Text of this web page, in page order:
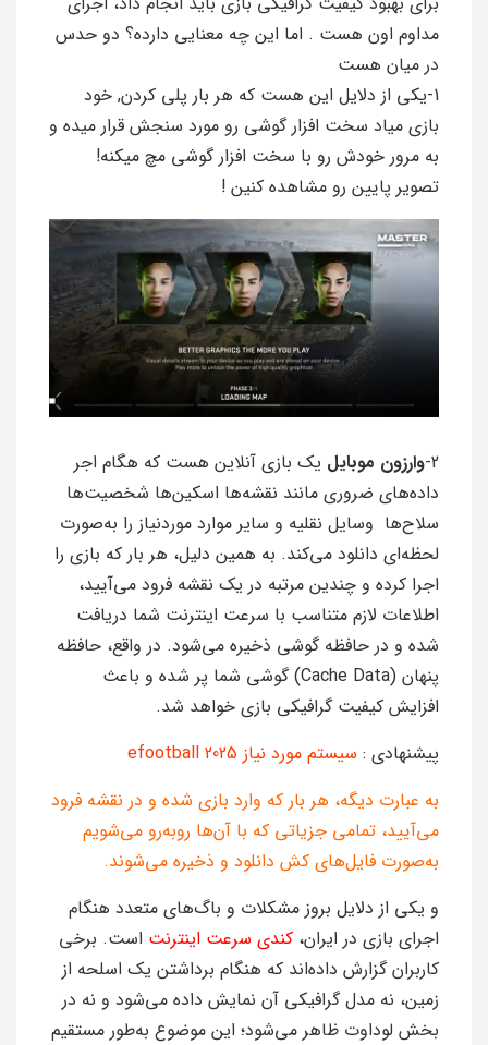
مداوم اون هست . اما این چه معنایی دارده؟ دو حدس
در میان هست
1-یکی از دلایل این هست که هر بار پلی کردن, خود
بازی میاد سخت افزار گوشی رو مورد سنجش قرار میده و
به مرور خودش رو با سخت افزار گوشی مچ میکنه!
تصویر پایین رو مشاهده کنین !
2- وارزون موبایل یک بازی آنلاین هست که هگام اجر
داده‌های ضروری مانند نقشه‌ها اسکین‌ها شخصیت‌ها
سلاح‌ها وسایل نقلیه و سایر موارد موردنیاز را به‌صورت
لحظه‌ای دانلود می‌کند. به همین دلیل، هر بار که بازی را
اجرا کرده و چندین مرتبه در یک نقشه فرود می‌آیید،
اطلاعات لازم متناسب با سرعت اینترنت شما دریافت
شده و در حافظه گوشی ذخیره می‌شود. در واقع، حافظه
پنهان (Cache Data) گوشی شما پر شده و باعث
افزایش کیفیت گرافیکی بازی خواهد شد.
پیشنهادی : سیستم مورد نیاز efootball 2025
به عبارت دیگه، هر بار که وارد بازی شده و در نقشه فرود
می‌آیید، تمامی جزیاتی که با آن‌ها روبه‌رو می‌شویم
به‌صورت فایل‌های کش دانلود و ذخیره می‌شوند.
و یکی از دلایل بروز مشکلات و باگ‌های متعدد هنگام
اجرای بازی در ایران، کندی سرعت اینترنت است. برخی
کاربران گزارش داده‌اند که هنگام برداشتن یک اسلحه از
زمین، نه مدل گرافیکی آن نمایش داده می‌شود و نه در
بخش لوداوت ظاهر می‌شود؛ این موضوع به‌طور مستقیم